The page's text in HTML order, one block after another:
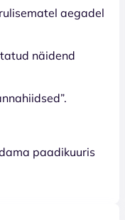
aegadel
näidend
paadikuuris